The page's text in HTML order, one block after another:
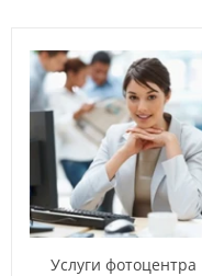
Услуги фотоцентра